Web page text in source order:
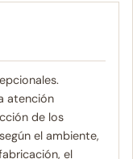
atención
de los
el ambiente,
el